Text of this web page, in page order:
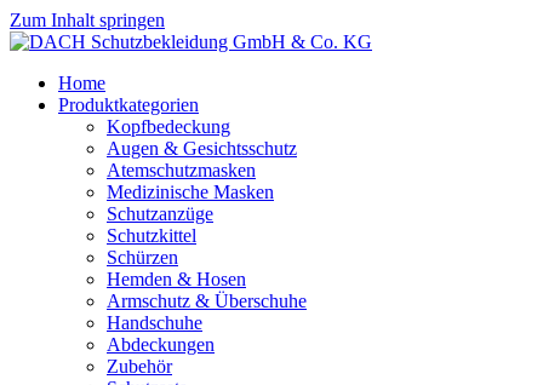
Zum Inhalt springen
Home
Produktkategorien
Kopfbedeckung
Augen & Gesichtsschutz
Atemschutzmasken
Medizinische Masken
Schutzanzüge
Schutzkittel
Schürzen
Hemden & Hosen
Armschutz & Überschuhe
Handschuhe
Abdeckungen
Zubehör